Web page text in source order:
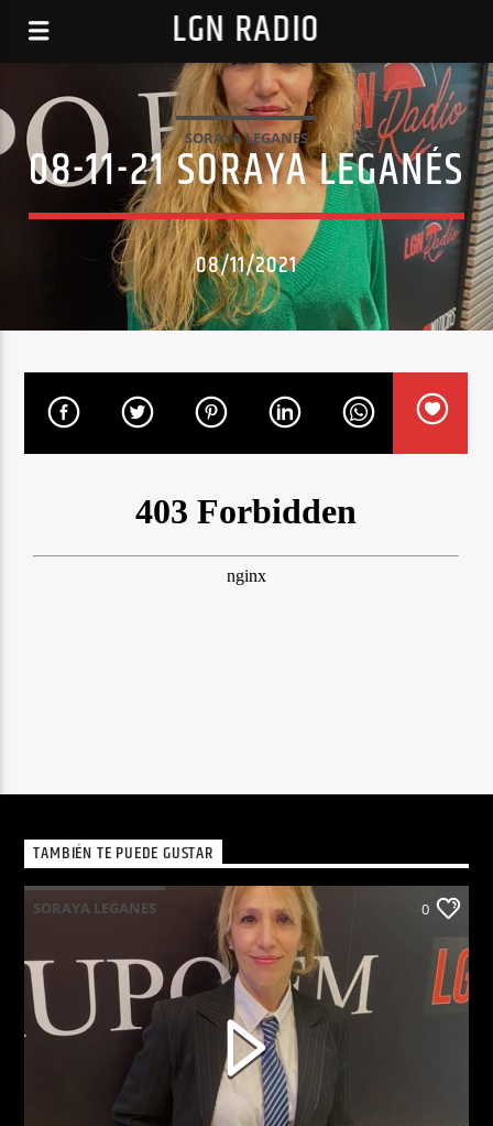
LGN RADIO
SORAYA LEGANES
08-11-21 SORAYA LEGANÉS
08/11/2021
TAMBIÉN TE PUEDE GUSTAR
SORAYA LEGANES 0